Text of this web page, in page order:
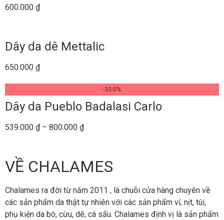
600.000 ₫
Dây da dê Mettalic
650.000 ₫
-33-0%
Dây da Pueblo Badalasi Carlo
539.000 ₫ – 800.000 ₫
VỀ CHALAMES
Chalames ra đời từ năm 2011 , là chuỗi cửa hàng chuyên về
các sản phẩm da thật tự nhiên với các sản phẩm ví, nịt, túi,
phụ kiện da bò, cừu, dê, cá sấu. Chalames định vị là sản phẩm